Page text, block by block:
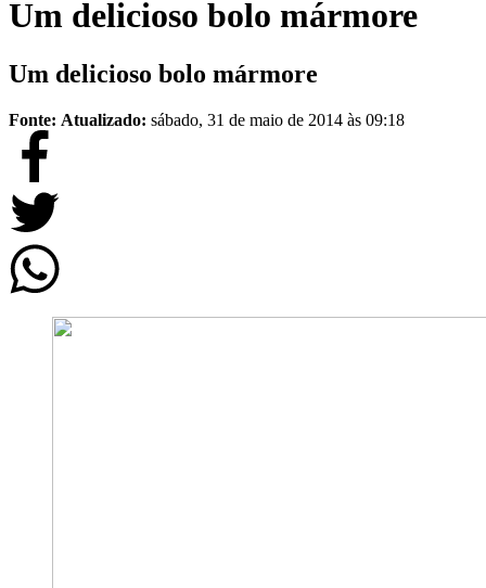
Um delicioso bolo mármore
Um delicioso bolo mármore
Fonte: Atualizado: sábado, 31 de maio de 2014 às 09:18